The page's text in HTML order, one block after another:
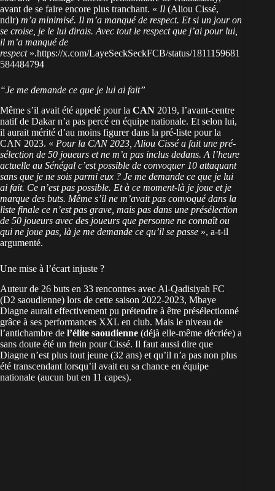
avant de se faire encore plus tranchant. « Il (Aliou Cissé,
ndlr) m’a minimisé. Il m’a manqué de respect. Et si un jour on
se croise, je le lui dirais. Avec tout le respect que j’ai pour lui,
il m’a manqué de
respect ».https://x.com/LayeSeckSeckFCB/status/1811159681
584484794
“Je me demande ce que je lui ai fait”
Même s’il avait été appelé pour la CAN 2019, l’avant-centre
natif de Dakar n’a pas percé en équipe nationale. Et selon lui,
il aurait mérité d’au moins figurer dans la pré-liste pour la
CAN 2023. « Pour la CAN 2023, Aliou Cissé a fait une pré-
sélection de 50 joueurs et ne m’a pas inclus dedans. A l’heure
actuelle au Sénégal c’est possible de convoquer 10 attaquant
sans que je ne sois parmi eux ? Je me demande ce que je lui
ai fait. Ce n’est pas possible. Et à ce moment-là je joue et je
marque des buts. Même s’il ne m’avait pas convoqué dans la
liste finale ce n’est pas grave, mais pas dans une présélection
de 50 joueurs avec des joueurs que personne ne connaît ou
qui ne joue pas, là je me demande ce qu’il se passe », a-t-il
argumenté.
Une mise à l’écart injuste ?
Auteur de 26 buts en 33 rencontres avec Al-Qadisiyah FC
(D2 saoudienne) lors de cette saison 2022-2023, Mbaye
Diagne aurait effectivement pu prétendre à être présélectionné
grâce à ses performances XXL en club. Mais le niveau de
l’antichambre de l’élite saoudienne (déjà elle-même décriée) a
sans doute été un frein pour Cissé. Il faut aussi dire que
Diagne n’est plus tout jeune (32 ans) et qu’il n’a pas non plus
été transcendant lorsqu’il avait eu sa chance en équipe
nationale (aucun but en 11 capes).